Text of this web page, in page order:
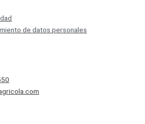
de datos personales